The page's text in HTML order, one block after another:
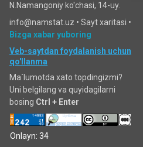
N.Namangoniy ko'chasi, 14-uy.
info@namstat.uz • Sayt xaritasi •
Bizga xabar yuboring
Veb-saytdan foydalanish uchun
qo'llanma
Ma`lumotda xato topdingizmi?
Uni belgilang va quyidagilarni
bosing Ctrl + Enter
Onlayn: 34